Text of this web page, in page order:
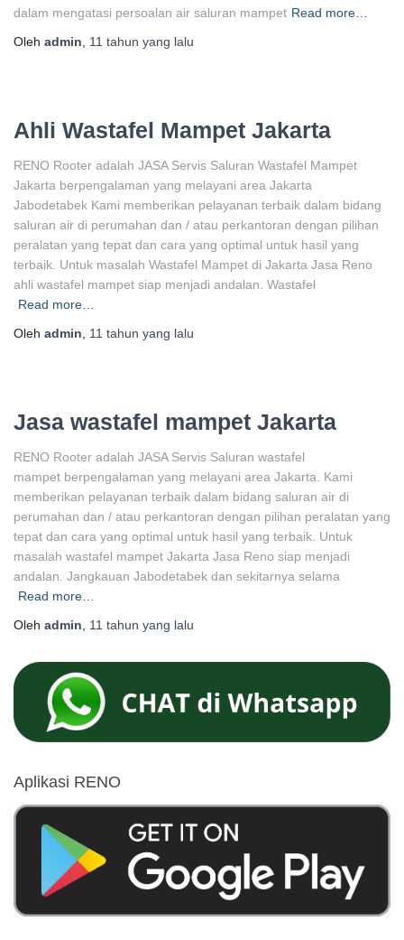
dalam mengatasi persoalan air saluran mampet Read more…
Oleh admin 11 tahun yang lalu
Ahli Wastafel Mampet Jakarta
RENO Rooter adalah JASA Servis Saluran Wastafel Mampet
Jakarta berpengalaman yang melayani area Jakarta
Jabodetabek Kami memberikan pelayanan terbaik dalam bidang
saluran air di perumahan dan / atau perkantoran dengan pilihan
peralatan yang tepat dan cara yang optimal untuk hasil yang
terbaik. Untuk masalah Wastafel Mampet di Jakarta Jasa Reno
ahli wastafel mampet siap menjadi andalan. Wastafel
Read more…
Oleh admin 11 tahun yang lalu
Jasa wastafel mampet Jakarta
RENO Rooter adalah JASA Servis Saluran wastafel
mampet berpengalaman yang melayani area Jakarta. Kami
memberikan pelayanan terbaik dalam bidang saluran air di
perumahan dan / atau perkantoran dengan pilihan peralatan yang
tepat dan cara yang optimal untuk hasil yang terbaik. Untuk
masalah wastafel mampet Jakarta Jasa Reno siap menjadi
andalan. Jangkauan Jabodetabek dan sekitarnya selama
Read more…
Oleh admin 11 tahun yang lalu
Aplikasi RENO